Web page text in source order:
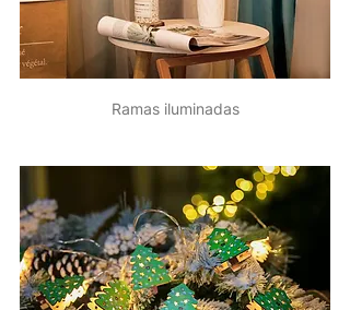
Ramas iluminadas